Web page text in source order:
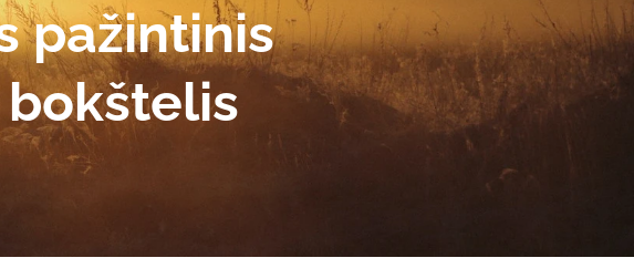
pažintinis